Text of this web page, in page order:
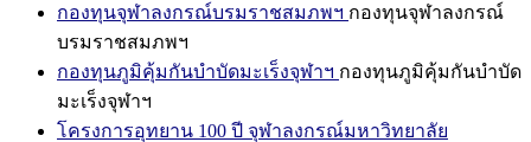
กองทุนจุฬาลงกรณ์บรมราชสมภพฯ กองทุนจุฬาลงกรณ์
บรมราชสมภพฯ
กองทุนภูมิคุ้มกันบำบัดมะเร็งจุฬาฯ กองทุนภูมิคุ้มกันบำบัด
มะเร็งจุฬาฯ
โครงการอุทยาน 100 ปี จุฬาลงกรณ์มหาวิทยาลัย